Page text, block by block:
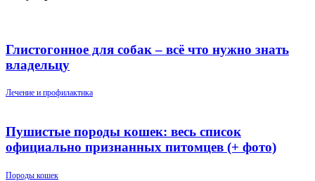
Глистогонное для собак – всё что нужно знать
владельцу
Лечение и профилактика
Пушистые породы кошек: весь список
официально признанных питомцев (+ фото)
Породы кошек